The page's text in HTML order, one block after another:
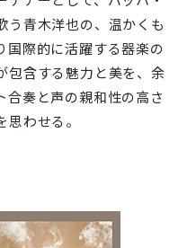
う青木洋也の、温かくも
国際的に活躍する器楽の
包含する魅力と美を、余
合奏と声の親和性の高さ
わせる。